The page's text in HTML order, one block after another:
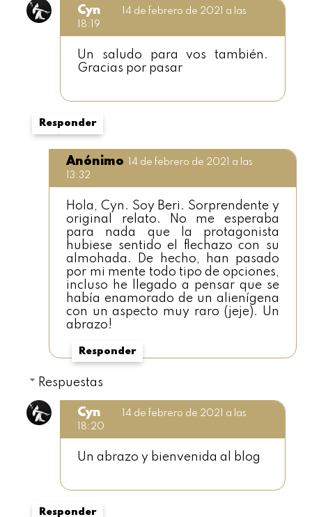
Cyn
14 de febrero de 2021 a las
18:19
Un saludo para vos también.
Gracias por pasar
Responder
Anónimo
14 de febrero de 2021 a las
13:32
Hola, Cyn. Soy Beri. Sorprendente y
original relato. No me esperaba
para nada que la protagonista
hubiese sentido el flechazo con su
almohada. De hecho, han pasado
por mi mente todo tipo de opciones,
incluso he llegado a pensar que se
había enamorado de un alienígena
con un aspecto muy raro (jeje). Un
abrazo!
Responder
Respuestas
Cyn
14 de febrero de 2021 a las
18:20
Un abrazo y bienvenida al blog
Responder